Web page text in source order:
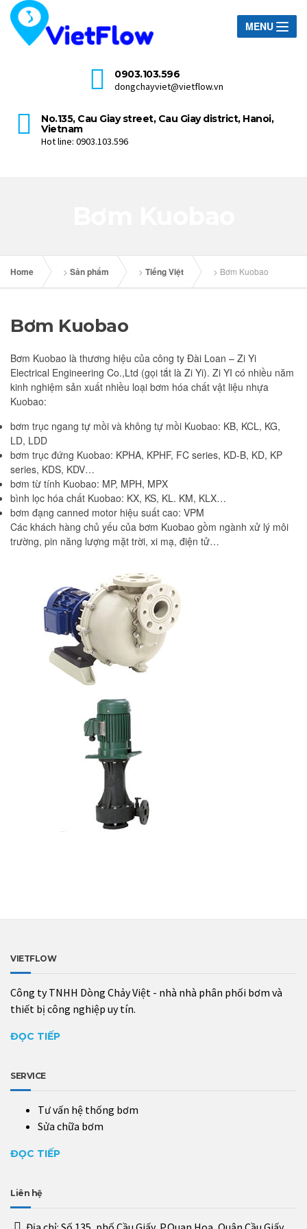
MENU
0903.103.596
dongchayviet@vietflow.vn
No.135, Cau Giay street, Cau Giay district, Hanoi,
Vietnam
Hot line: 0903.103.596
Home > Sản phẩm > Tiếng Việt > Bơm Kuobao
Bơm Kuobao
Bơm Kuobao là thương hiệu của công ty Đài Loan – Zi Yi
Electrical Engineering Co.,Ltd (gọi tắt là Zi Yi). Zi YI có nhiều năm
kinh nghiệm sản xuất nhiều loại bơm hóa chất vật liệu nhựa
Kuobao:
bơm trục ngang tự mồi và không tự mồi Kuobao: KB, KCL, KG,
LD, LDD
bơm trục đứng Kuobao: KPHA, KPHF, FC series, KD-B, KD, KP
series, KDS, KDV…
bơm từ tính Kuobao: MP, MPH, MPX
bình lọc hóa chất Kuobao: KX, KS, KL. KM, KLX…
bơm đạng canned motor hiệu suất cao: VPM
Các khách hàng chủ yếu của bơm Kuobao gồm ngành xử lý môi
trường, pin năng lượng mặt trời, xi mạ, điện tử…
VIETFLOW
Công ty TNHH Dòng Chảy Việt - nhà nhà phân phối bơm và
thiết bị công nghiệp uy tín.
ĐỌC TIẾP
SERVICE
Tư vấn hệ thống bơm
Sửa chữa bơm
ĐỌC TIẾP
Liên hệ